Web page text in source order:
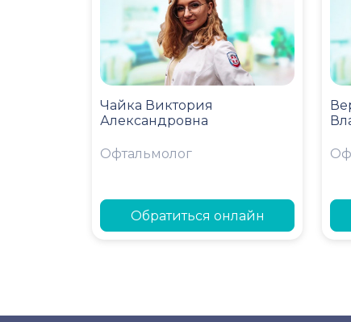
Чайка Виктория
Александровна
Офтальмолог
Обратиться онлайн